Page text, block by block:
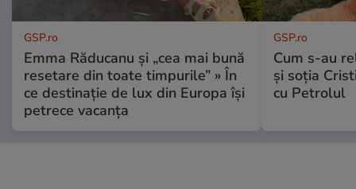
GSP.ro
Emma Răducanu și „cea mai bună
resetare din toate timpurile” » În
ce destinație de lux din Europa își
petrece vacanța
GSP.ro
Cum s-au
și soția
cu Petrolul